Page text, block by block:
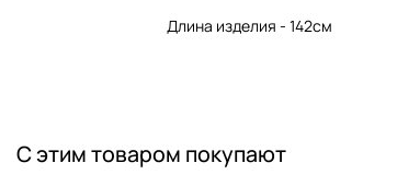
Длина изделия - 142см
С этим товаром покупают